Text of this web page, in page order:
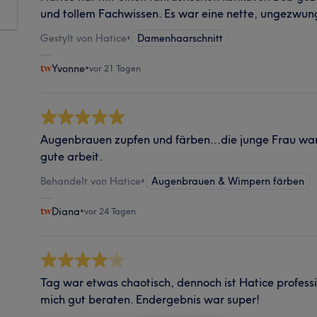
und tollem Fachwissen. Es war eine nette,
Gestylt von Hatice• Damenhaarschnitt
Yvonne•vor 21 Tagen
Augenbrauen zupfen und färben...die junge Frau
gute arbeit.
Behandelt von Hatice• Augenbrauen & Wimpern färben
Diana•vor 24 Tagen
Tag war etwas chaotisch, dennoch ist Hatice
mich gut beraten. Endergebnis war super!